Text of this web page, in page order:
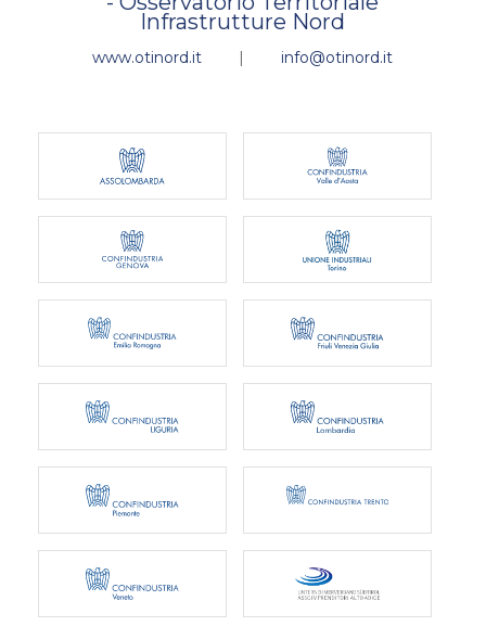
Infrastrutture Nord
www.otinord.it | info@otinord.it